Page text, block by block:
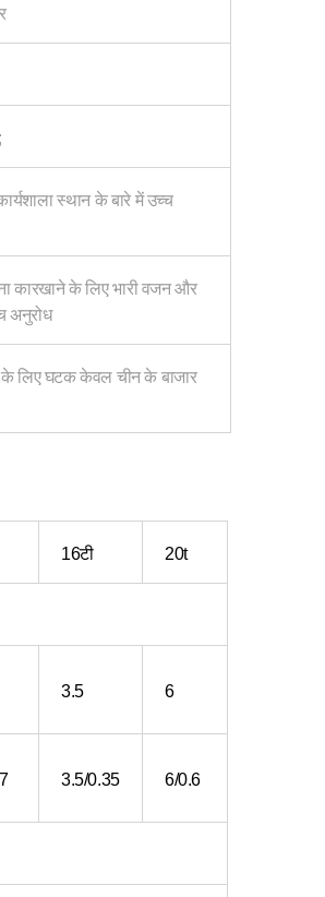
स्थान के बारे में उच्च
कारखाने के लिए भारी वजन और
अनुरोध
के लिए घटक केवल चीन के बाजार
16टी 20t
3.5 6
3.5/0.35 6/0.6